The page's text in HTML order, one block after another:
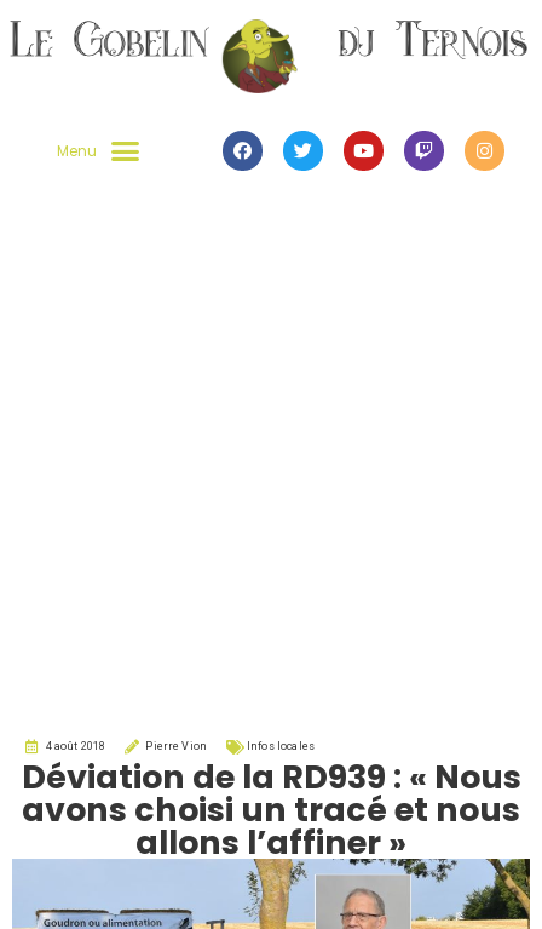
Déviation de la RD939 : « Nous
avons choisi un tracé et nous
allons l’affiner »
4 août 2018 Pierre Vion Infos locales